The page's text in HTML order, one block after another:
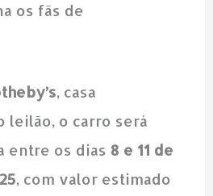
os fãs de
, casa
leilão, o carro será
entre os dias 8 e 11 de
, com valor estimado